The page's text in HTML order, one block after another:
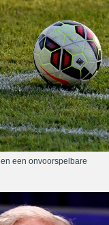
een onvoorspelbare